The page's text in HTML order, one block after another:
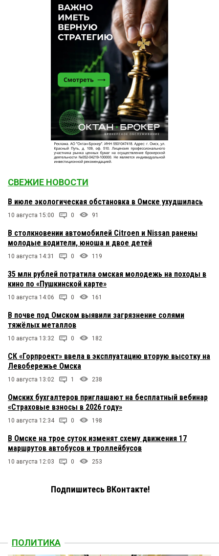
СВЕЖИЕ НОВОСТИ
В июле экологическая обстановка в Омске ухудшилась
10 августа 15:00 0 91
В столкновении автомобилей Citroen и Nissan ранены
молодые водители, юноша и двое детей
10 августа 14:31 0 119
35 млн рублей потратила омская молодежь на походы в
кино по «Пушкинской карте»
10 августа 14:06 0 161
В почве под Омском выявили загрязнение солями
тяжёлых металлов
10 августа 13:32 0 182
СК «Горпроект» ввела в эксплуатацию вторую высотку на
Левобережье Омска
10 августа 13:02 1 238
Омских бухгалтеров приглашают на бесплатный вебинар
«Страховые взносы в 2026 году»
10 августа 12:34 0 198
В Омске на трое суток изменят схему движения 17
маршрутов автобусов и троллейбусов
10 августа 12:03 0 253
Подпишитесь ВКонтакте!
ПОЛИТИКА